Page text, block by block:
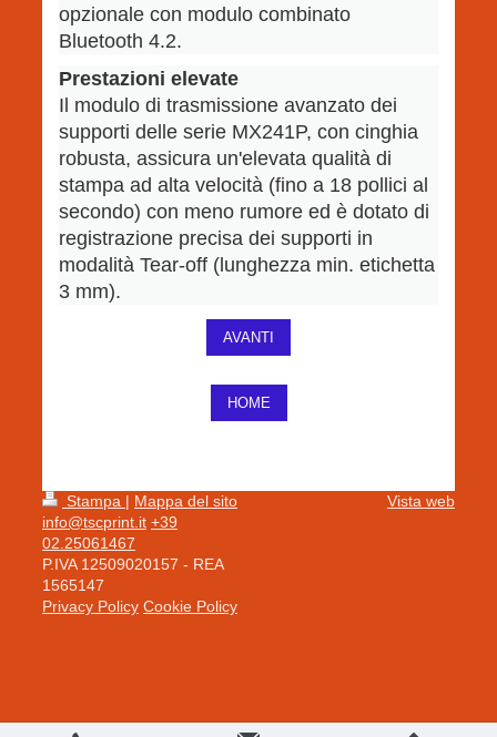
opzionale con modulo combinato
Bluetooth 4.2.
Prestazioni elevate
Il modulo di trasmissione avanzato dei
supporti delle serie MX241P, con cinghia
robusta, assicura un'elevata qualità di
stampa ad alta velocità (fino a 18 pollici al
secondo) con meno rumore ed è dotato di
registrazione precisa dei supporti in
modalità Tear-off (lunghezza min. etichetta
3 mm).
AVANTI
HOME
Stampa | Mappa del sito
info@tscprint.it +39
02.25061467
P.IVA 12509020157 - REA
1565147
Privacy Policy Cookie Policy
Vista web